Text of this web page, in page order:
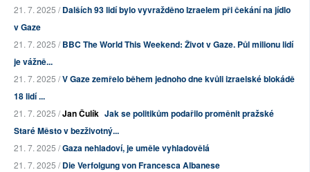
21. 7. 2025 /Dalších 93 lidí bylo vyvražděno Izraelem při čekání na jídlo
v Gaze
21. 7. 2025 /BBC The World This Weekend: Život v Gaze. Půl milionu lidí
je vážně...
21. 7. 2025 /V Gaze zemřelo během jednoho dne kvůli izraelské blokádě
18 lidí ...
21. 7. 2025 /Jan Čulík Jak se politikům podařilo proměnit pražské
Staré Město v bezživotný...
21. 7. 2025 /Gaza nehladoví, je uměle vyhladovělá
21. 7. 2025 /Die Verfolgung von Francesca Albanese